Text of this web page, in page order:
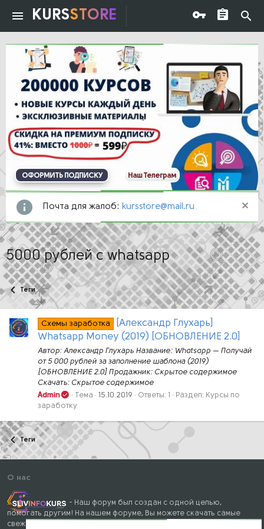
KURSSTORE
ОФОРМИТЬ ПОДПИСКУ Наш Телеграм
Почта для жалоб: kursstore@mail.ru
5000 рублей с whatsapp
Теги
Схемы заработка
[Александр Глухарь]
Whatsapp Money (2019) [ОБНОВЛЕНИЕ 2.0]
Автор: Александр Глухарь Название: Whatsapp — Получай
от 5 000 рублей за заполнение шаблона (2019)
[ОБНОВЛЕНИЕ 2.0] Продажник: Скрытое содержимое
Скачать: Скрытое содержимое
Admin
Тема 15.10.2019 Ответы: 1 Раздел: Курсы по
заработку
Теги
О нас
- Наш форум был создан с одной целью,
помогать другим! На нашем форуме, Вы можете скачать самые
свежие и популярные курсы, книги, тренинги и вебинары, схемы